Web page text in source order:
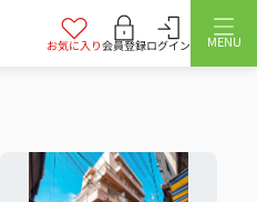
お気に入り会員登録ログイン MENU